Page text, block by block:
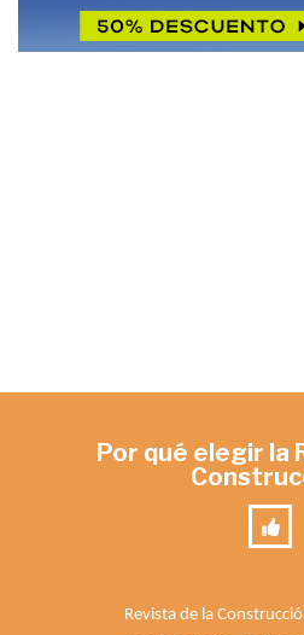
Por qué elegir la
Revista de la